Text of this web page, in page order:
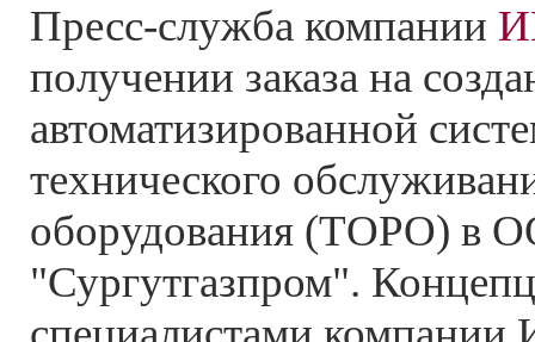
Пресс-служба компании
получении заказа на
автоматизированной
технического
оборудования (ТОРО) в
"Сургутгазпром".